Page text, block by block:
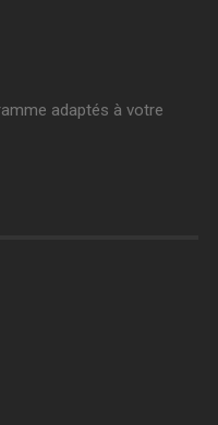
adaptés à votre